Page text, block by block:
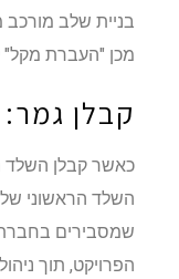
בניית שלב
מכן "העברת מקל"
קבלן גמר:
כאשר קבלן השלד
השלד הראשוני
שמסבירים בחברת
הפרויקט, תוך